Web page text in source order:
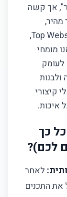
אך קשה
מהיר,
מאובטח, ייחודי וקל לתחזוקה. ב-Top Webstak,
מומחי
לעומק
קיצורי
איכות.
כך
לכם)?
לאחר
את התכנים